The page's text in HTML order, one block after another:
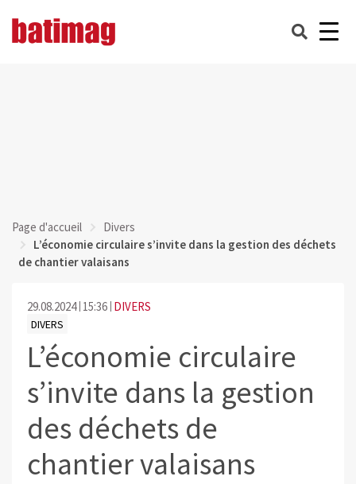
Page d'accueil
Divers
L’économie circulaire s’invite dans la gestion des déchets
de chantier valaisans
29.08.2024 15:36 DIVERS
DIVERS
L’économie circulaire
s’invite dans la gestion
des déchets de
chantier valaisans